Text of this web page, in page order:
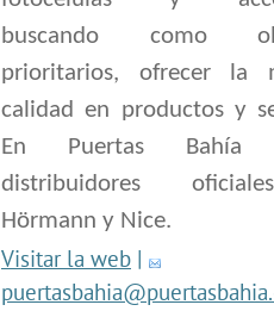
buscando como
prioritarios, ofrecer la
calidad en productos y
En Puertas Bahía
distribuidores
Hörmann y Nice.
Visitar la web |